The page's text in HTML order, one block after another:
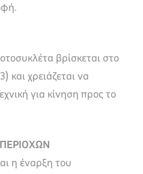
βρίσκεται στο
χρειάζεται να
για κίνηση προς το
η έναρξη του